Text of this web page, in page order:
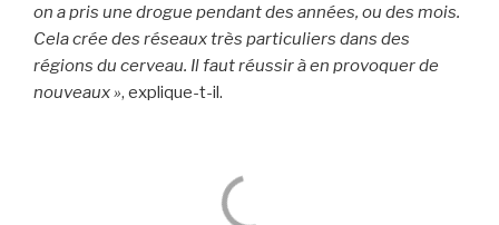
on a pris une drogue pendant des années, ou des mois.
Cela crée des réseaux très particuliers dans des
régions du cerveau. Il faut réussir à en provoquer de
nouveaux », explique-t-il.